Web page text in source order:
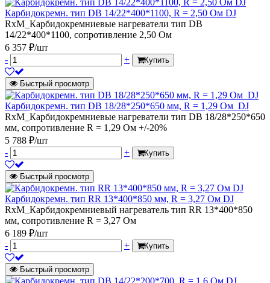
Карбидокремн. тип DB 14/22*400*1100, R = 2,50 Ом DJ
RxM_Карбидокремниевые нагреватели тип DB
14/22*400*1100, сопротивление 2,50 Ом
6 357 ₽/шт
-
+ Купить
Быстрый просмотр
Карбидокремн. тип DB 18/28*250*650 мм, R = 1,29 Ом_DJ
RxM_Карбидокремниевые нагреватели тип DB 18/28*250*650
мм, сопротивление R = 1,29 Ом +/-20%
5 788 ₽/шт
-
+ Купить
Быстрый просмотр
Карбидокремн. тип RR 13*400*850 мм, R = 3,27 Ом DJ
RxM_Карбидокремниевый нагреватель тип RR 13*400*850
мм, сопротивление R = 3,27 Ом
6 189 ₽/шт
-
+ Купить
Быстрый просмотр